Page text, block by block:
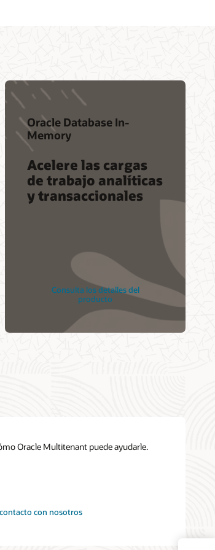
Oracle Database In-
Memory
Acelere las cargas
de trabajo analíticas
y transaccionales
Consulta los detalles del
producto
Oracle Multitenant puede ayudarle.
con nosotros